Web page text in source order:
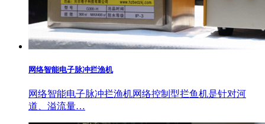
网络智能电子脉冲拦渔机
网络智能电子脉冲拦渔机网络控制型拦鱼机是针对河
道、溢流量…